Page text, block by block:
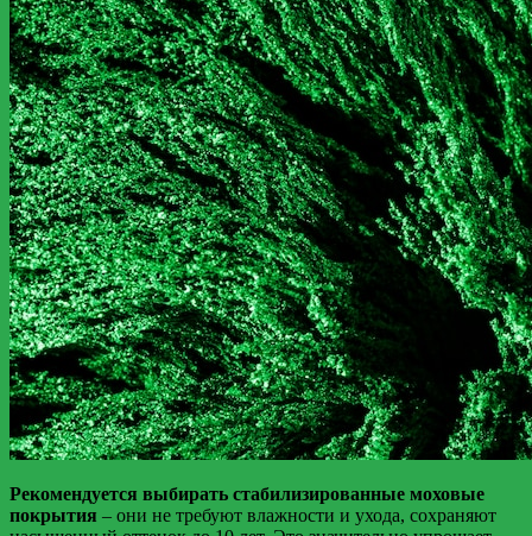
Рекомендуется выбирать стабилизированные моховые
покрытия – они не требуют влажности и ухода, сохраняют